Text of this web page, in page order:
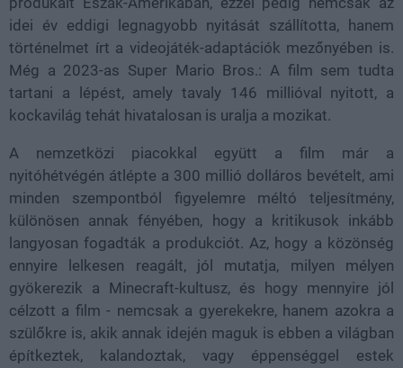
idei év eddigi legnagyobb nyitását szállította, hanem
történelmet írt a videojáték-adaptációk mezőnyében is.
Még a 2023-as Super Mario Bros.: A film sem tudta
tartani a lépést, amely tavaly 146 millióval nyitott, a
kockavilág tehát hivatalosan is uralja a mozikat.
A nemzetközi piacokkal együtt a film már a
nyitóhétvégén átlépte a 300 millió dolláros bevételt, ami
minden szempontból figyelemre méltó teljesítmény,
különösen annak fényében, hogy a kritikusok inkább
langyosan fogadták a produkciót. Az, hogy a közönség
ennyire lelkesen reagált, jól mutatja, milyen mélyen
gyökerezik a Minecraft-kultusz, és hogy mennyire jól
célzott a film - nemcsak a gyerekekre, hanem azokra a
szülőkre is, akik annak idején maguk is ebben a világban
építkeztek, kalandoztak, vagy éppenséggel estek